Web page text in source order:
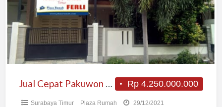
Rp 4.250.000.000
Jual Cepat Pakuwon City
Surabaya Timur Plaza Rumah 29/12/2021